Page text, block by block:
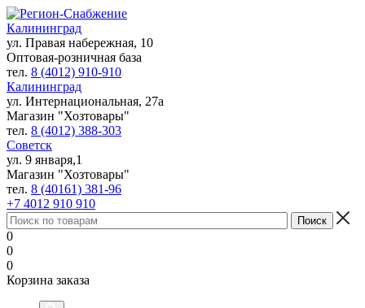
Калининград
ул. Правая набережная, 10
Оптовая-розничная база
тел. 8 (4012) 910-910
Калининград
ул. Интернациональная, 27а
Магазин "Хозтовары"
тел. 8 (4012) 388-303
Советск
ул. 9 января,1
Магазин "Хозтовары"
тел. 8 (40161) 381-96
+7 4012 910 910
0
0
0
Корзина заказа